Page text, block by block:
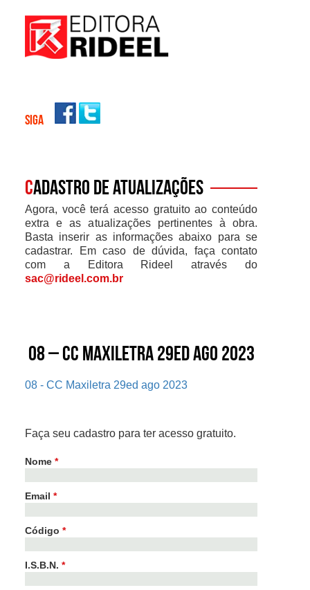
SIGA
Cadastro de atualizações
Agora, você terá acesso gratuito ao conteúdo
extra e as atualizações pertinentes à obra.
Basta inserir as informações abaixo para se
cadastrar. Em caso de dúvida, faça contato
com a Editora Rideel através do
sac@rideel.com.br
08 – CC Maxiletra 29ed ago 2023
08 - CC Maxiletra 29ed ago 2023
Faça seu cadastro para ter acesso gratuito.
Nome *
Email *
Código *
I.S.B.N. *